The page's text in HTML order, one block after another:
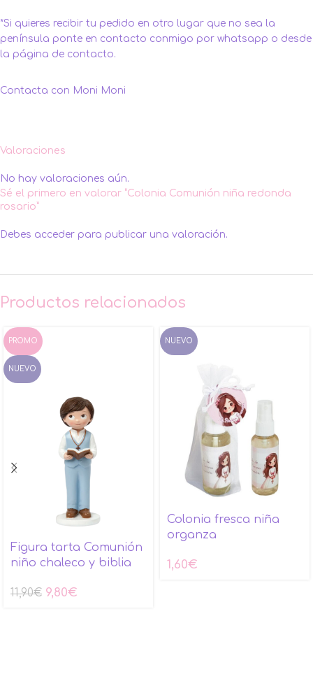
*Si quieres recibir tu pedido en otro lugar que no sea la
península ponte en contacto conmigo por whatsapp o desde
la página de contacto.
Contacta con Moni Moni
Valoraciones
No hay valoraciones aún.
Sé el primero en valorar “Colonia Comunión niña redonda
rosario”
Debes acceder para publicar una valoración.
Productos relacionados
PROMO
NUEVO
Figura tarta Comunión
niño chaleco y biblia
11,90€ 9,80€
NUEVO
Colonia fresca niña
organza
1,60€